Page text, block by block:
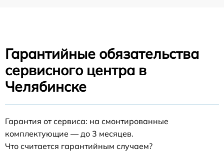
Гарантийные обязательства
сервисного центра в
Челябинске
Гарантия от сервиса: на смонтированные
комплектующие — до 3 месяцев.
Что считается гарантийным случаем?